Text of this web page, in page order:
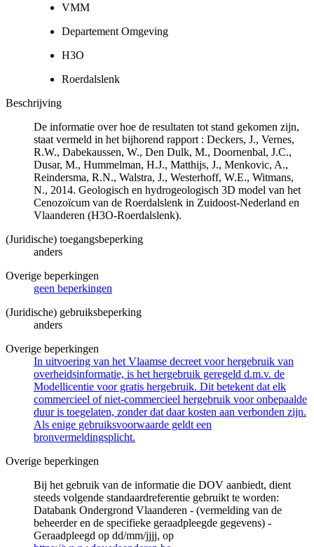
VMM
Departement Omgeving
H3O
Roerdalslenk
Beschrijving
De informatie over hoe de resultaten tot stand gekomen zijn,
staat vermeld in het bijhorend rapport : Deckers, J., Vernes,
R.W., Dabekaussen, W., Den Dulk, M., Doornenbal, J.C.,
Dusar, M., Hummelman, H.J., Matthijs, J., Menkovic, A.,
Reindersma, R.N., Walstra, J., Westerhoff, W.E., Witmans,
N., 2014. Geologisch en hydrogeologisch 3D model van het
Cenozoïcum van de Roerdalslenk in Zuidoost-Nederland en
Vlaanderen (H3O-Roerdalslenk).
(Juridische) toegangsbeperking
anders
Overige beperkingen
geen beperkingen
(Juridische) gebruiksbeperking
anders
Overige beperkingen
In uitvoering van het Vlaamse decreet voor hergebruik van
overheidsinformatie, is het hergebruik geregeld d.m.v. de
Modellicentie voor gratis hergebruik. Dit betekent dat elk
commercieel of niet-commercieel hergebruik voor onbepaalde
duur is toegelaten, zonder dat daar kosten aan verbonden zijn.
Als enige gebruiksvoorwaarde geldt een
bronvermeldingsplicht.
Overige beperkingen
Bij het gebruik van de informatie die DOV aanbiedt, dient
steeds volgende standaardreferentie gebruikt te worden:
Databank Ondergrond Vlaanderen - (vermelding van de
beheerder en de specifieke geraadpleegde gegevens) -
Geraadpleegd op dd/mm/jjjj, op